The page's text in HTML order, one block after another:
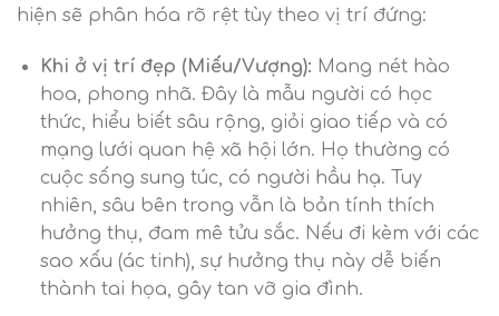
hiện sẽ phân hóa rõ rệt tùy theo vị trí đứng:
Khi ở vị trí đẹp (Miếu/Vượng): Mang nét hào
hoa, phong nhã. Đây là mẫu người có học
thức, hiểu biết sâu rộng, giỏi giao tiếp và có
mạng lưới quan hệ xã hội lớn. Họ thường có
cuộc sống sung túc, có người hầu hạ. Tuy
nhiên, sâu bên trong vẫn là bản tính thích
hưởng thụ, đam mê tửu sắc. Nếu đi kèm với các
sao xấu (ác tinh), sự hưởng thụ này dễ biến
thành tai họa, gây tan vỡ gia đình.